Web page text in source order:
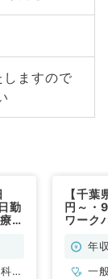
ますので
勤
ク
、
【千
円～・
ワーク
年
一